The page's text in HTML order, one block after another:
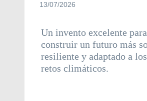
13/07/2026
Un invento excelente para
construir un futuro más
resiliente y adaptado a
retos climáticos.